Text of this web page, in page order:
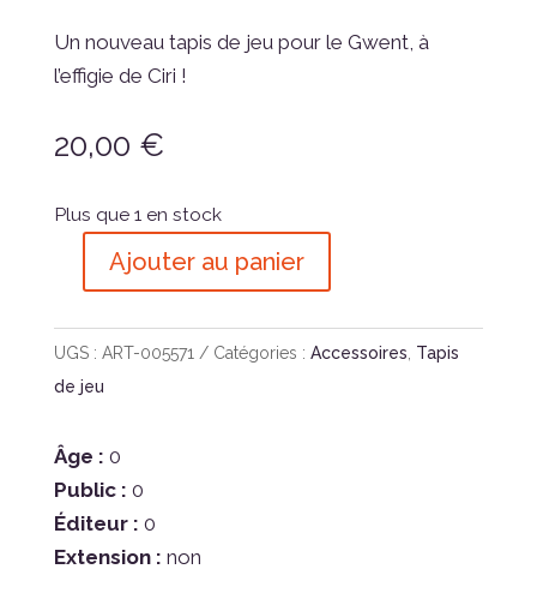
Un nouveau tapis de jeu pour le Gwent, à
l’effigie de Ciri !
20,00 €
Plus que 1 en stock
quantité
Gwent
-
Ciri
2026
Ajouter au panier
UGS : ART-005571 Catégories : Accessoires Tapis
de jeu
Âge : 0
Public : 0
Éditeur : 0
Extension : non